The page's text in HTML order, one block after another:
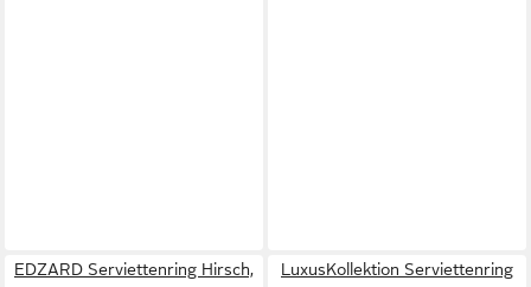
EDZARD Serviettenring Hirsch,
LuxusKollektion Serviettenring